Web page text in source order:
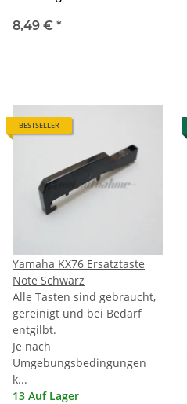
8,49 € *
BESTSELLER
Yamaha KX76 Ersatztaste
Note Schwarz
Alle Tasten sind gebraucht,
gereinigt und bei Bedarf
entgilbt.
Je nach
Umgebungsbedingungen
k...
13 Auf Lager